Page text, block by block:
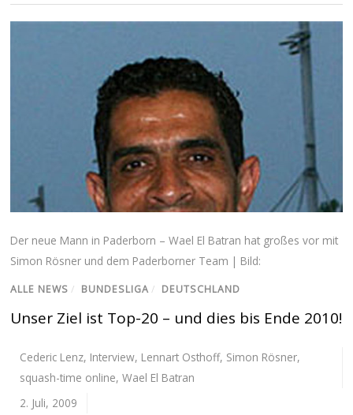
Der neue Mann in Paderborn – Wael El Batran hat großes vor mit
Simon Rösner und dem Paderborner Team | Bild:
ALLE NEWS / BUNDESLIGA / DEUTSCHLAND
Unser Ziel ist Top-20 – und dies bis Ende 2010!
Cederic Lenz, Interview, Lennart Osthoff, Simon Rösner,
squash-time online,Wael El Batran
2. Juli, 2009